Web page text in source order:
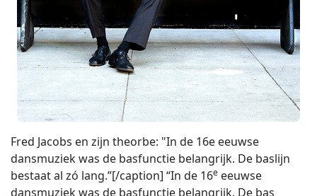
Fred Jacobs en zijn theorbe: "In de 16e eeuwse
dansmuziek was de basfunctie belangrijk. De baslijn
bestaat al zó lang.”[/caption] “In de 16e eeuwse
dansmuziek was de basfunctie belangrijk. De bas